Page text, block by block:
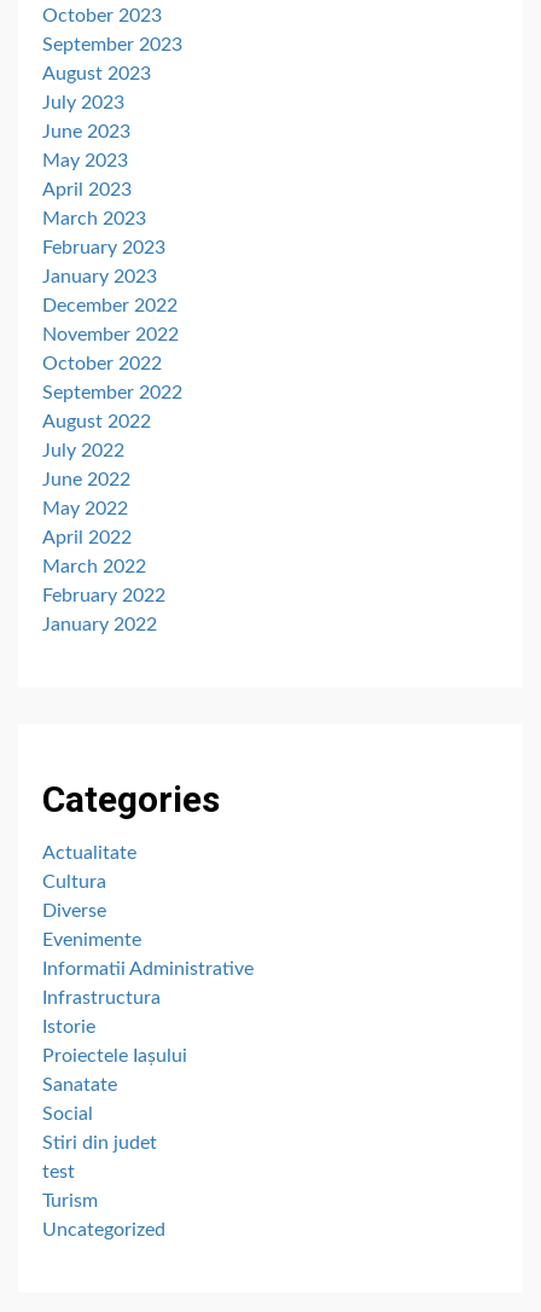
October 2023
September 2023
August 2023
July 2023
June 2023
May 2023
April 2023
March 2023
February 2023
January 2023
December 2022
November 2022
October 2022
September 2022
August 2022
July 2022
June 2022
May 2022
April 2022
March 2022
February 2022
January 2022
Categories
Actualitate
Cultura
Diverse
Evenimente
Informatii Administrative
Infrastructura
Istorie
Proiectele Iașului
Sanatate
Social
Stiri din judet
test
Turism
Uncategorized